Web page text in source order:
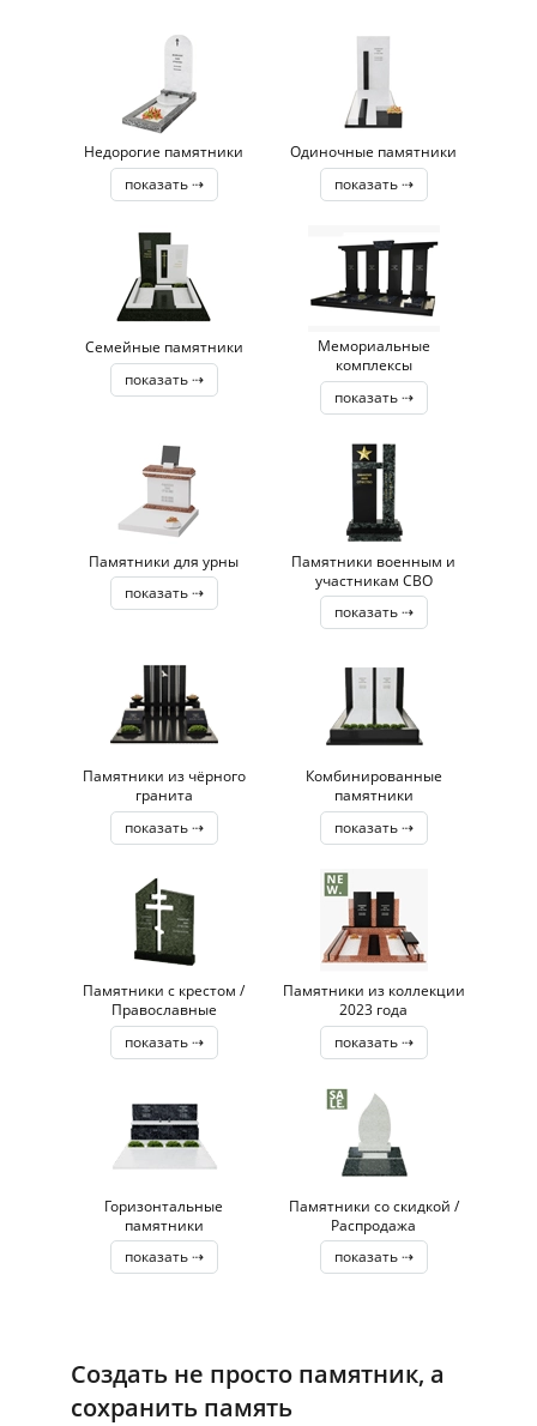
Недорогие памятники
показать ⇢
Одиночные памятники
показать ⇢
Семейные памятники
показать ⇢
Мемориальные
комплексы
показать ⇢
Памятники для урны
показать ⇢
Памятники военным и
участникам СВО
показать ⇢
Памятники из чёрного
гранита
показать ⇢
Комбинированные
памятники
показать ⇢
Памятники с крестом /
Православные
показать ⇢
Памятники из коллекции
2023 года
показать ⇢
Горизонтальные
памятники
показать ⇢
Памятники со скидкой /
Распродажа
показать ⇢
Создать не просто памятник, а
сохранить память